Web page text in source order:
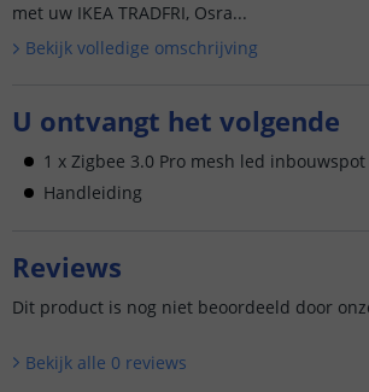
met uw IKEA TRADFRI, Osra...
Bekijk volledige omschrijving
U ontvangt het volgende
1 x Zigbee 3.0 Pro mesh led
Handleiding
Reviews
Dit product is nog niet beoordeeld door
Bekijk alle 0 reviews